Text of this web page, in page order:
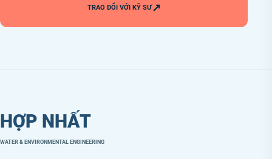
TRAO ĐỔI VỚI KỸ SƯ↗
HỢP NHẤT
WATER & ENVIRONMENTAL ENGINEERING